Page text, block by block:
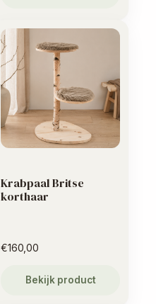
Krabpaal Britse
korthaar
€160,00
Bekijk product